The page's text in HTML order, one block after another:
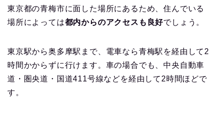
東京都の青梅市に面した場所にあるため、住んでいる
場所によっては都内からのアクセスも良好でしょう。
東京駅から奥多摩駅まで、電車なら青梅駅を経由して2
時間かからずに行けます。車の場合でも、中央自動車
道・圏央道・国道411号線などを経由して2時間ほどで
す。